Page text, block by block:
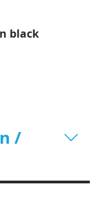
black
/